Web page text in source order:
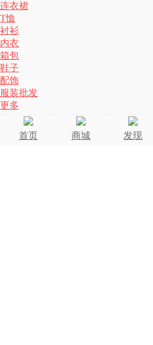
连衣裙
T恤
衬衫
内衣
箱包
鞋子
配饰
服装批发
更多
首页 商城 发现